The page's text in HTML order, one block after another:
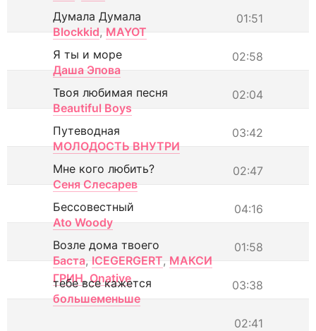
01:51
Думала Думала
Blockkid, MAYOT
02:58
Я ты и море
Даша Эпова
02:04
Твоя любимая песня
Beautiful Boys
03:42
Путеводная
МОЛОДОСТЬ ВНУТРИ
02:47
Мне кого любить?
Сеня Слесарев
04:16
Бессовестный
Ato Woody
01:58
Возле дома твоего
Баста, ICEGERGERT, МАКСИ
ГРИН, Onative 03:38
тебе все кажется
большеменьше
02:41